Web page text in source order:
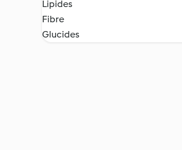
Lipides
Fibre
Glucides